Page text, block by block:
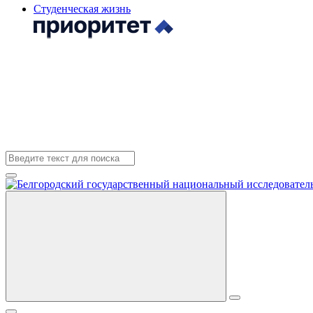
Студенческая жизнь